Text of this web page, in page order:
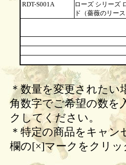
RDT-S001A
ローズ シリーズ
ド（薔薇のリース
＊数量を変更された
角数字でご希望の数を
クしてください。
＊特定の商品をキャ
欄の[×]マークをクリ